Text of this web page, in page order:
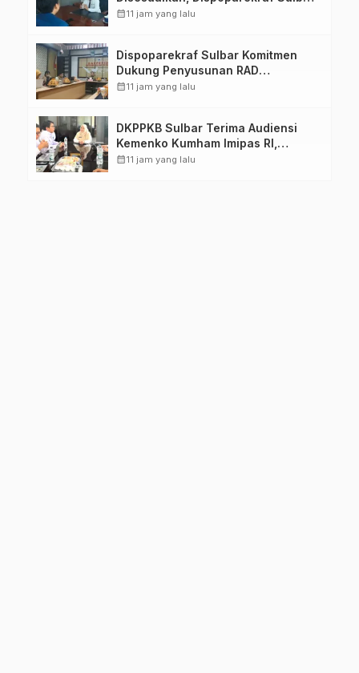
Pastikan Persiapan Tetap
calendar_month11 jam yang lalu
Dispoparekraf Sulbar Komitmen
Dukung Penyusunan RAD
TPB/SDGs Sulawesi Barat
calendar_month11 jam yang lalu
DKPPKB Sulbar Terima Audiensi
Kemenko Kumham Imipas RI,
Perkuat Pelayanan Kesehatan bagi
calendar_month11 jam yang lalu